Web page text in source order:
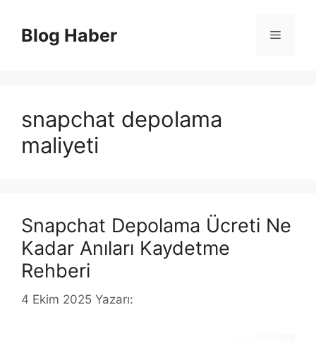
Blog Haber Menü
snapchat depolama
maliyeti
Snapchat Depolama Ücreti Ne
Kadar Anıları Kaydetme
Rehberi
4 Ekim 2025 Yazarı: